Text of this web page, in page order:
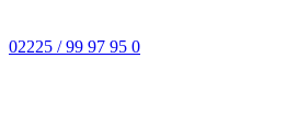
02225 / 99 97 95 0